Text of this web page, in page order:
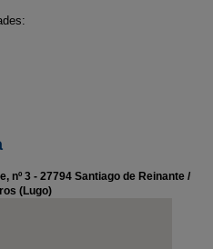
nº 3 - 27794 Santiago de Reinante /
(Lugo)